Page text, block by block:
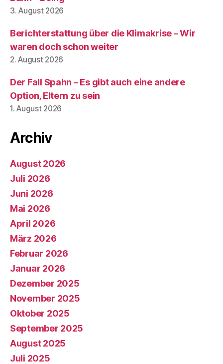
3. August 2026
Berichterstattung über die Klimakrise – Wir
waren doch schon weiter
2. August 2026
Der Fall Spahn – Es gibt auch eine andere
Option, Eltern zu sein
1. August 2026
Archiv
August 2026
Juli 2026
Juni 2026
Mai 2026
April 2026
März 2026
Februar 2026
Januar 2026
Dezember 2025
November 2025
Oktober 2025
September 2025
August 2025
Juli 2025